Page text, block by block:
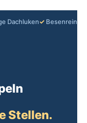
Dachluken✓ Besenreine
Stellen.